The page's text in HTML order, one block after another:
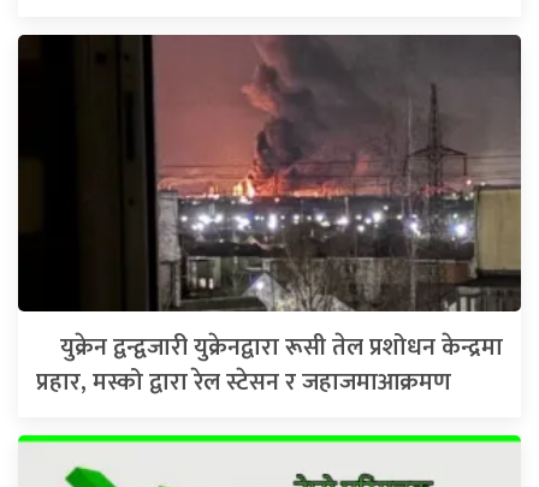
युक्रेन द्वन्द्वजारी युक्रेनद्वारा रूसी तेल प्रशोधन केन्द्रमा
प्रहार, मस्को द्वारा रेल स्टेसन र जहाजमाआक्रमण